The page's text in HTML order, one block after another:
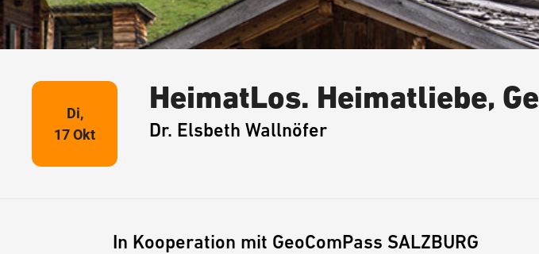
Di,
17 Okt
HeimatLos. Heimatliebe,
Dr. Elsbeth Wallnöfer
In Kooperation mit GeoComPass SALZBURG